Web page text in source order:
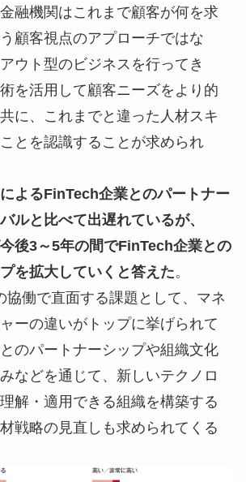
融機関はこれまで顧客が何を求
顧客視点のアプローチではな
ウト型のビジネスを行ってき
を活用して顧客ニーズをより的
に、これまでと違った人材スキ
とを認識することが求められ
よるFinTech企業とのパートナー
ルと比べて出遅れているが、
後3～5年の間でFinTech企業との
を拡大していくと答えた。
協働で直面する課題として、マネ
ーの違いがトップに挙げられて
のパートナーシップや組織文化
などを通じて、新しいテクノロ
解・適用できる組織を構築する
戦略の見直しも求められてくる